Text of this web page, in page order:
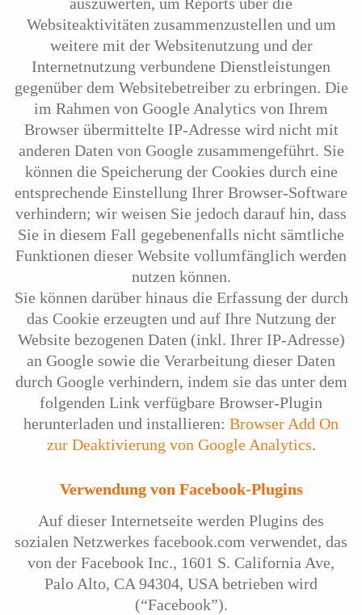
Websiteaktivitäten zusammenzustellen und um
weitere mit der Websitenutzung und der
Internetnutzung verbundene Dienstleistungen
gegenüber dem Websitebetreiber zu erbringen. Die
im Rahmen von Google Analytics von Ihrem
Browser übermittelte IP-Adresse wird nicht mit
anderen Daten von Google zusammengeführt. Sie
können die Speicherung der Cookies durch eine
entsprechende Einstellung Ihrer Browser-Software
verhindern; wir weisen Sie jedoch darauf hin, dass
Sie in diesem Fall gegebenenfalls nicht sämtliche
Funktionen dieser Website vollumfänglich werden
nutzen können.
Sie können darüber hinaus die Erfassung der durch
das Cookie erzeugten und auf Ihre Nutzung der
Website bezogenen Daten (inkl. Ihrer IP-Adresse)
an Google sowie die Verarbeitung dieser Daten
durch Google verhindern, indem sie das unter dem
folgenden Link verfügbare Browser-Plugin
herunterladen und installieren: Browser Add On
zur Deaktivierung von Google Analytics.
Verwendung von Facebook-Plugins
Auf dieser Internetseite werden Plugins des
sozialen Netzwerkes facebook.com verwendet, das
von der Facebook Inc., 1601 S. California Ave,
Palo Alto, CA 94304, USA betrieben wird
(“Facebook”).